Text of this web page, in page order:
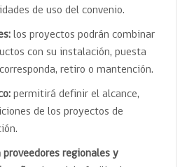
de uso del convenio.
los proyectos podrán combinar
con su instalación, puesta
retiro o mantención.
permitirá definir el alcance,
de los proyectos de
regionales y